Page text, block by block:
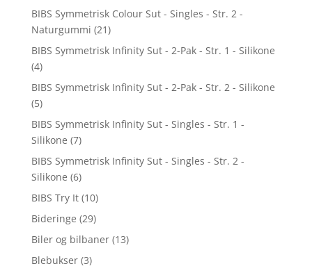
BIBS Symmetrisk Colour Sut - Singles - Str. 2 -
Naturgummi (21)
BIBS Symmetrisk Infinity Sut - 2-Pak - Str. 1 - Silikone
(4)
BIBS Symmetrisk Infinity Sut - 2-Pak - Str. 2 - Silikone
(5)
BIBS Symmetrisk Infinity Sut - Singles - Str. 1 -
Silikone (7)
BIBS Symmetrisk Infinity Sut - Singles - Str. 2 -
Silikone (6)
BIBS Try It (10)
Bideringe (29)
Biler og bilbaner (13)
Blebukser (3)